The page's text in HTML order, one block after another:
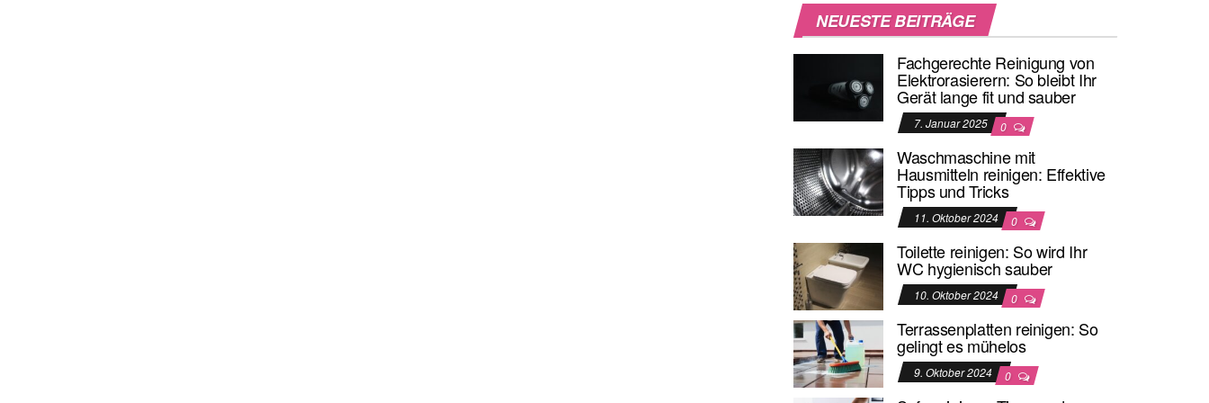
NEUESTE BEITRÄGE
Fachgerechte Reinigung von
Elektrorasierern: So bleibt Ihr
Gerät lange fit und sauber
7. Januar 2025 0
Waschmaschine mit
Hausmitteln reinigen: Effektive
Tipps und Tricks
11. Oktober 2024 0
Toilette reinigen: So wird Ihr
WC hygienisch sauber
10. Oktober 2024 0
Terrassenplatten reinigen: So
gelingt es mühelos
9. Oktober 2024 0